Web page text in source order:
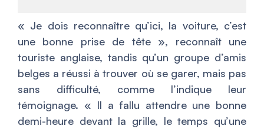
« Je dois reconnaître qu’ici, la voiture, c’est
une bonne prise de tête», reconnaît une
touriste anglaise, tandis qu’un groupe d’amis
belges a réussi à trouver où se garer, mais pas
sans difficulté, comme l’indique leur
témoignage. « Il a fallu attendre une bonne
demi-heure devant la grille, le temps qu’une